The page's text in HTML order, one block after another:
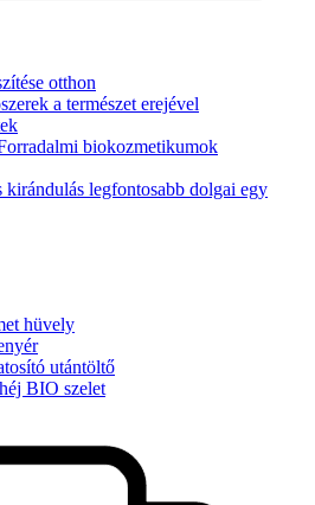
otthon
a természet erejével
biokozmetikumok
kirándulás legfontosabb dolgai egy
hüvely
utántöltő
BIO szelet